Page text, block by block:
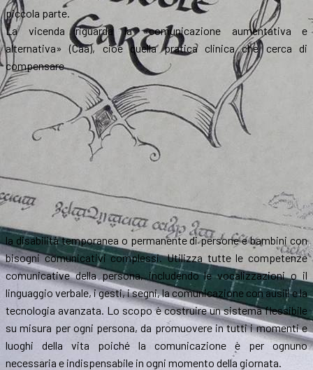
piccola parte.
La vicenda riguarda la «comunicazione aumentativa e
alternativa» (Caa), cioè quella pratica clinica che cerca di
compensare
la disabilità temporanea o permanente di persone e bambini con
bisogni comunicativi complessi. Utilizza tutte le competenze
comunicative della persona, includendo le vocalizzazioni o il
linguaggio verbale, i gesti, i segni, la comunicazione con ausili e la
tecnologia avanzata. Lo scopo è costruire un sistema flessibile
su misura per ogni persona, da promuovere in tutti i momenti e
luoghi della vita poiché la comunicazione è per ognuno
necessaria e indispensabile in ogni momento della giornata.